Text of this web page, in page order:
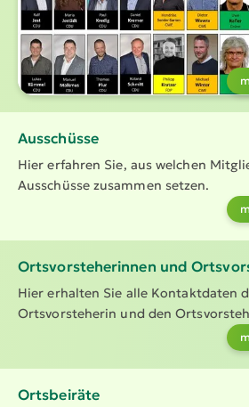
Ausschüsse
Hier erfahren Sie, aus welchen
Ausschüsse zusammen setzen.
Ortsvor­ste­he­rinnen und
Hier erhalten Sie alle Kontakt­daten
Ortsvor­ste­herin und den
Ortsbeiräte